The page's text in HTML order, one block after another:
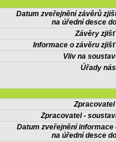
Datum zveřejnění závěrů
na úřední desce
Závěry
Informace o závěru
Vliv na
Úřady
Zpracovatel -
Datum zveřejnění informace
na úřední desce